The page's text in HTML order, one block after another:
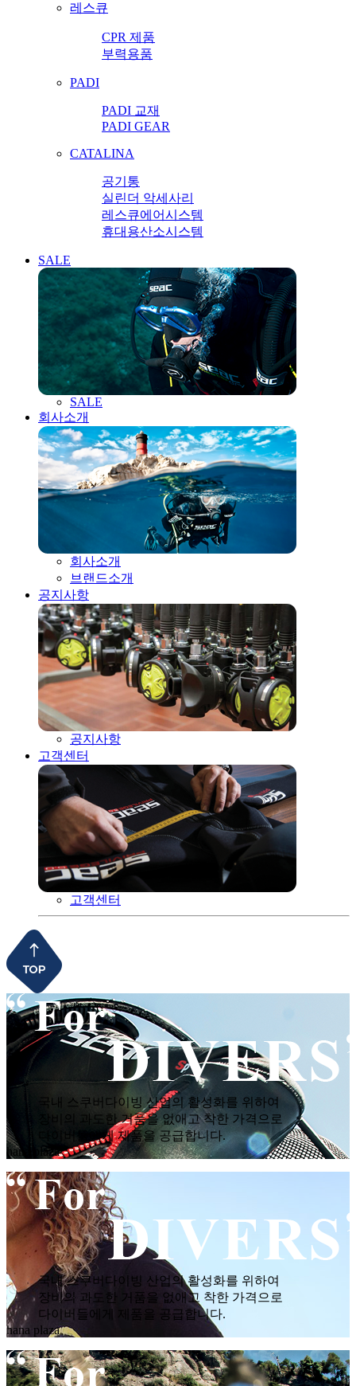
레스큐
CPR 제품
부력용품
PADI
PADI 교재
PADI GEAR
CATALINA
공기통
실린더 악세사리
레스큐에어시스템
휴대용산소시스템
SALE
SALE
회사소개
회사소개
브랜드소개
공지사항
공지사항
고객센터
고객센터
국내 스쿠버다이빙 산업의 활성화를 위하여
장비의 과도한 거품을 없애고 착한 가격으로
다이버들에게 제품을 공급합니다.
hana plaza
국내 스쿠버다이빙 산업의 활성화를 위하여
장비의 과도한 거품을 없애고 착한 가격으로
다이버들에게 제품을 공급합니다.
hana plaza